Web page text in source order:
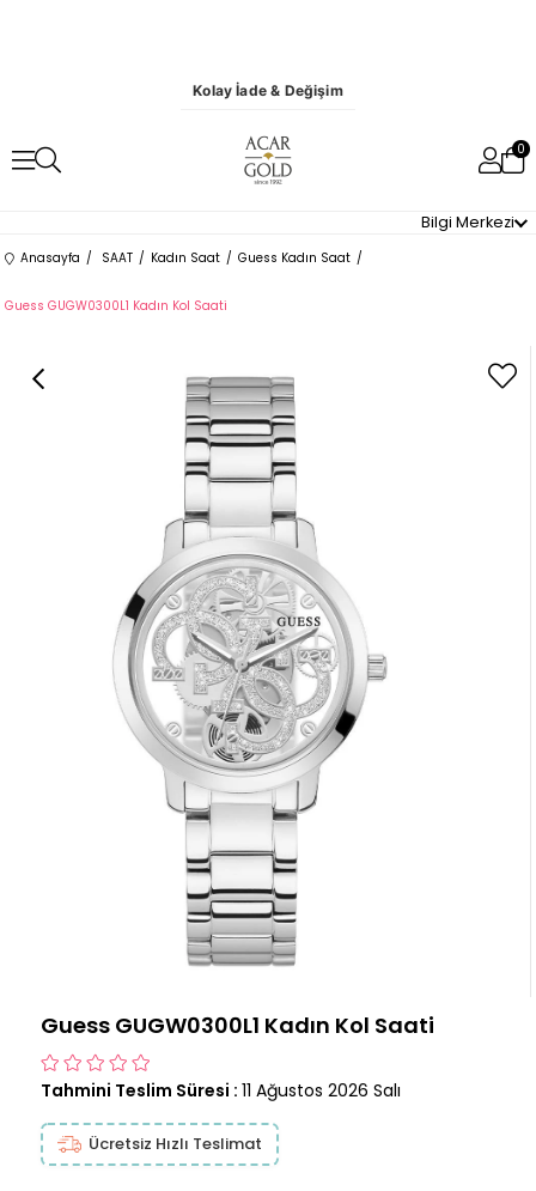
Kolay İade & Değişim
0
Bilgi Merkezi
Anasayfa SAAT Kadın Saat Guess Kadın Saat
Guess GUGW0300L1 Kadın Kol Saati
Guess GUGW0300L1 Kadın Kol Saati
Tahmini Teslim Süresi : 11 Ağustos 2026 Salı
Ücretsiz Hızlı Teslimat